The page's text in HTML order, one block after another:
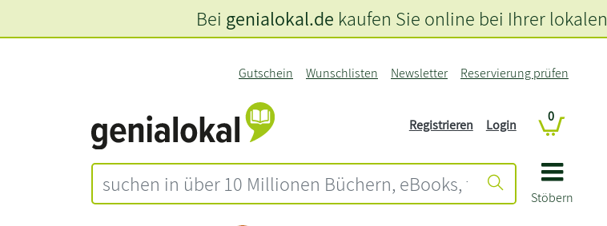
Stöbern
Gutschein Wunschlisten Newsletter Reservierung prüfen
Registrieren Login
0
Bei genialokal.de kaufen Sie online bei Ihrer lokalen